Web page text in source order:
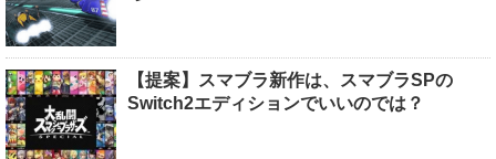
【提案】スマブラ新作は、スマブラSPの
Switch2エディションでいいのでは？